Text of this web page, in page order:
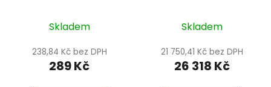
Skladem
238,84 Kč bez DPH
289 Kč
Skladem
21 750,41 Kč bez DPH
26 318 Kč